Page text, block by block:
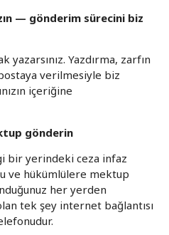
— gönderim sürecini biz
Yazdırma, zarfın
verilmesiyle biz
içeriğine
gönderin
bir yerindeki ceza infaz
ve hükümlülere mektup
her yerden
tek şey internet bağlantısı